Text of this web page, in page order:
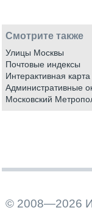
Смотрите также
Улицы Москвы
Почтовые индексы
Интерактивная
Административные
Московский
© 2008—2026